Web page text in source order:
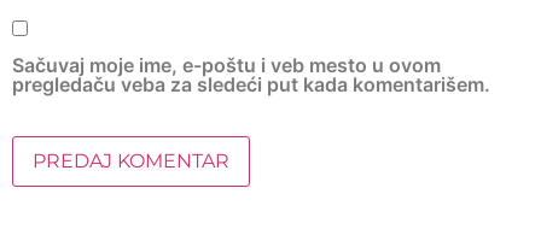
Sačuvaj moje ime, e-poštu i veb mesto u ovom
pregledaču veba za sledeći put kada komentarišem.